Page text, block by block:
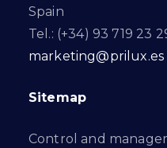
Spain
Tel.: (+34) 93 719 23
marketing@prilux.es
Sitemap
Control and